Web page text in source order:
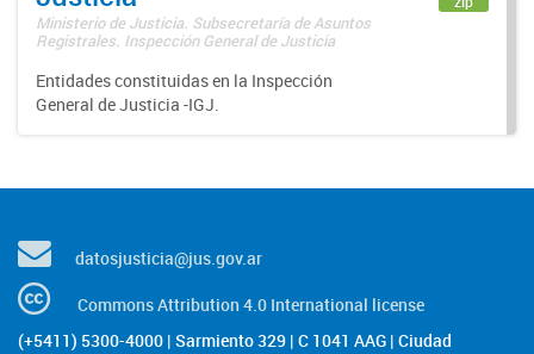
Ministerio de Justicia. Subsecretaría de Asuntos
Registrales. Inspección General de Justicia
Entidades constituidas en la Inspección
General de Justicia -IGJ.
datosjusticia@jus.gov.ar
Commons Attribution 4.0 International license
(+5411) 5300-4000 | Sarmiento 329 | C 1041 AAG | Ciudad